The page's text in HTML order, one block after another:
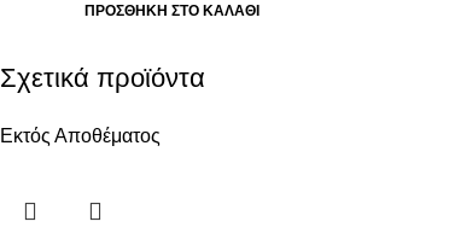
ΠΡΟΣΘΉΚΗ ΣΤΟ ΚΑΛΆΘΙ
Σχετικά προϊόντα
Εκτός Αποθέματος